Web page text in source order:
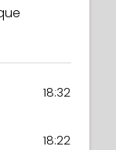
18:32
18:22